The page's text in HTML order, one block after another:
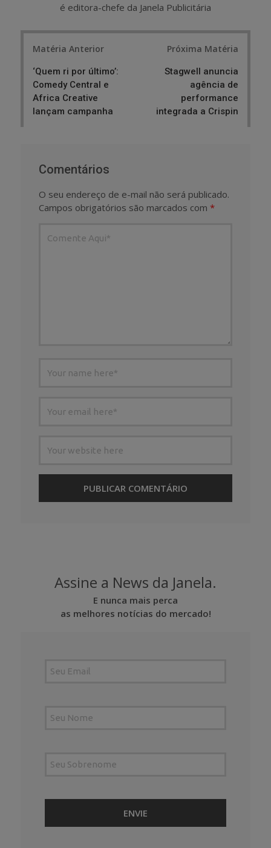
é editora-chefe da Janela Publicitária
Matéria Anterior
‘Quem ri por último’:
Comedy Central e
Africa Creative
lançam campanha
Próxima Matéria
Stagwell anuncia
agência de
performance
integrada a Crispin
Comentários
O seu endereço de e-mail não será publicado.
Campos obrigatórios são marcados com *
Assine a News da Janela.
E nunca mais perca
as melhores notícias do mercado!